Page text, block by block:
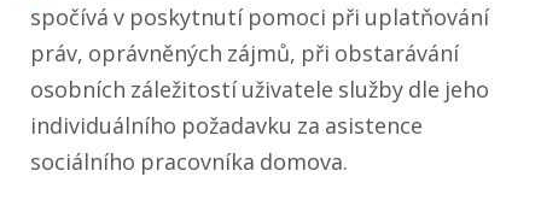
spočívá v poskytnutí pomoci při uplatňování
práv, oprávněných zájmů, při obstarávání
osobních záležitostí uživatele služby dle jeho
individuálního požadavku za asistence
sociálního pracovníka domova.